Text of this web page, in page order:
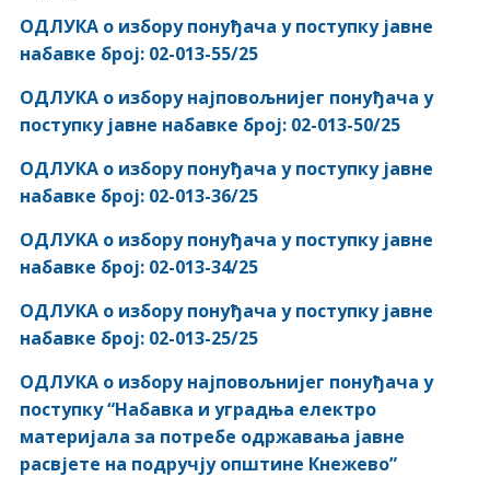
ОДЛУКА о избору понуђача у поступку јавне
набавке број: 02-013-55/25
ОДЛУКА о избору најповољнијег понуђача у
поступку јавне набавке број: 02-013-50/25
ОДЛУКА о избору понуђача у поступку јавне
набавке број: 02-013-36/25
ОДЛУКА о избору понуђача у поступку јавне
набавке број: 02-013-34/25
ОДЛУКА о избору понуђача у поступку јавне
набавке број: 02-013-25/25
ОДЛУКА о избору најповољнијег понуђача у
поступку “Набавка и уградња електро
материјала за потребе одржавања јавне
расвјете на подручју општине Кнежево”